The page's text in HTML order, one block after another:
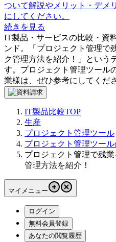
ついて解説やメリット・デメ
にしてください。
続きを見る
IT製品・サービスの比較・資
ンド。「 プロジェクト管理で
ク管理方法を紹介！
」という
す。 プロジェクト管理ツール
業様は、ぜひ参考にしてくだ
IT製品比較TOP
生産
プロジェクト管理ツール
プロジェクト管理ツー
プロジェクト管理で残
管理方法を紹介！
マイメニュー
ログイン
無料会員登録
あなたの閲覧履歴